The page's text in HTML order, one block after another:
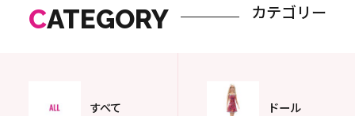
CATEGORY カテゴリー
すべて ドール